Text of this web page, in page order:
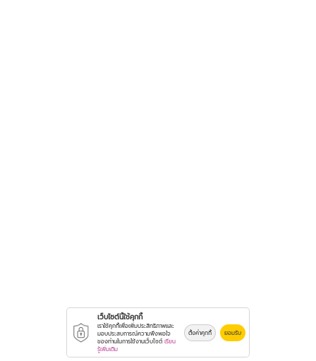
เว็บไซต์นี้ใช้คุกกี้
เราใช้คุกกี้เพื่อเพิ่มประสิทธิภาพและ
มอบประสบการณ์ความพึงพอใจ
ของท่านในการใช้งานเว็บไซต์ เรียน
รู้เพิ่มเติม
ตั้งค่าคุกกี้ ยอมรับ